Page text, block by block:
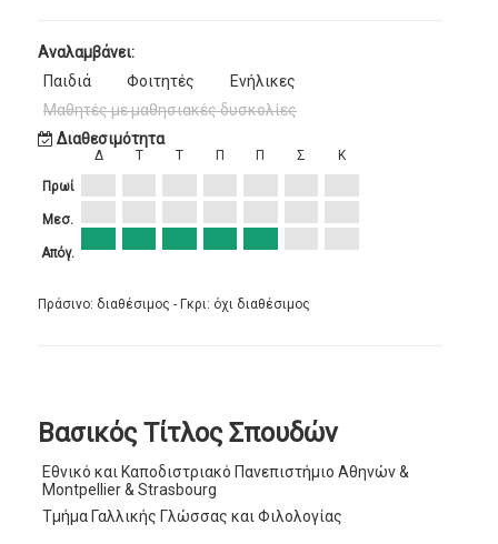
Αναλαμβάνει:
Παιδιά
Φοιτητές
Ενήλικες
Μαθητές με μαθησιακές δυσκολίες
Διαθεσιμότητα
Πρωί
Μεσ.
Απόγ.
Δ Τ Τ Π Π Σ Κ
Πράσινο: διαθέσιμος - Γκρι: όχι διαθέσιμος
Βασικός Τίτλος Σπουδών
Εθνικό και Καποδιστριακό Πανεπιστήμιο Αθηνών &
Montpellier & Strasbourg
Τμήμα Γαλλικής Γλώσσας και Φιλολογίας